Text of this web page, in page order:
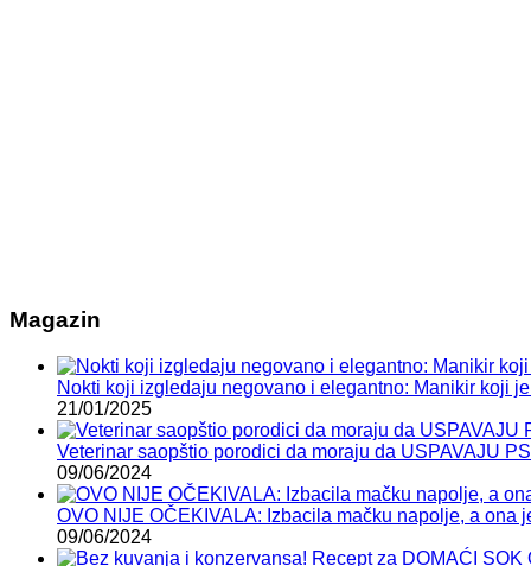
Magazin
Nokti koji izgledaju negovano i elegantno: Manikir koji
21/01/2025
Veterinar saopštio porodici da moraju da USPAVAJU
09/06/2024
OVO NIJE OČEKIVALA: Izbacila mačku napolje, a ona
09/06/2024